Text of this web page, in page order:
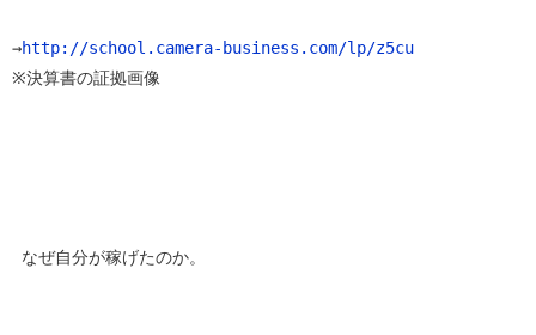
→http://school.camera-business.com/lp/z5cu
※決算書の証拠画像
なぜ自分が稼げたのか。